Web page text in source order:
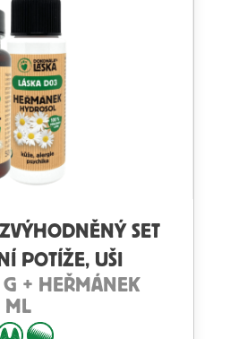
SET
POTÍŽE, UŠI
+ HEŘMÁNEK
ML